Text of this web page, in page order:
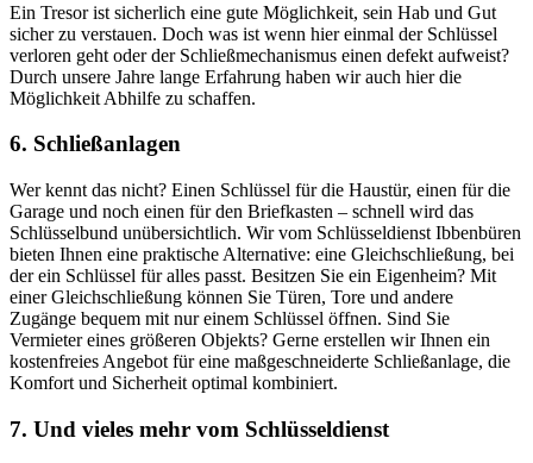
Ein Tresor ist sicherlich eine gute Möglichkeit, sein Hab und Gut
sicher zu verstauen. Doch was ist wenn hier einmal der Schlüssel
verloren geht oder der Schließmechanismus einen defekt aufweist?
Durch unsere Jahre lange Erfahrung haben wir auch hier die
Möglichkeit Abhilfe zu schaffen.
6. Schließanlagen
Wer kennt das nicht? Einen Schlüssel für die Haustür, einen für die
Garage und noch einen für den Briefkasten – schnell wird das
Schlüsselbund unübersichtlich. Wir vom Schlüsseldienst Ibbenbüren
bieten Ihnen eine praktische Alternative: eine Gleichschließung, bei
der ein Schlüssel für alles passt. Besitzen Sie ein Eigenheim? Mit
einer Gleichschließung können Sie Türen, Tore und andere
Zugänge bequem mit nur einem Schlüssel öffnen. Sind Sie
Vermieter eines größeren Objekts? Gerne erstellen wir Ihnen ein
kostenfreies Angebot für eine maßgeschneiderte Schließanlage, die
Komfort und Sicherheit optimal kombiniert.
7. Und vieles mehr vom Schlüsseldienst